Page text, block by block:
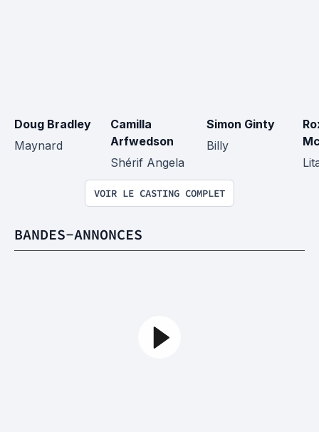
Doug Bradley
Maynard
Camilla
Arfwedson
Shérif Angela
Simon Ginty
Billy
VOIR LE CASTING COMPLET
BANDES-ANNONCES